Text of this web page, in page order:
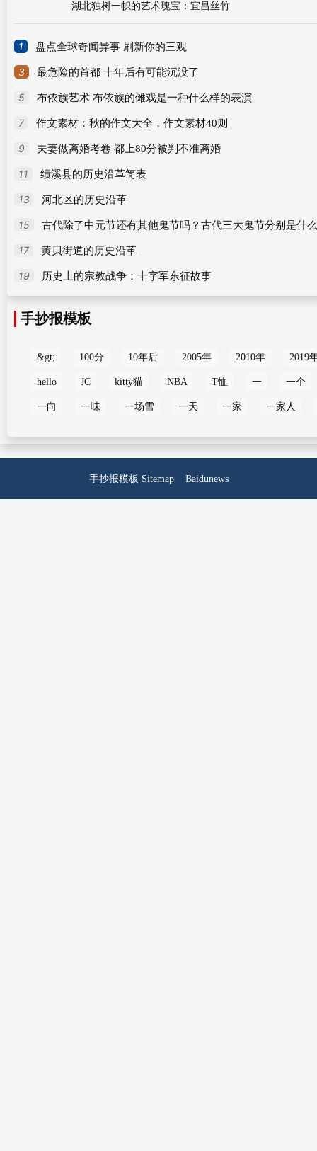
湖北独树一帜的艺术瑰宝：宜昌丝竹
1 盘点全球奇闻异事 刷新你的三观
3 最危险的首都 十年后有可能沉没了
5 布依族艺术 布依族的傩戏是一种什么样的表演
7 作文素材：秋的作文大全，作文素材40则
9 夫妻做离婚考卷 都上80分被判不准离婚
11 绩溪县的历史沿革简表
13 河北区的历史沿革
15 古代除了中元节还有其他鬼节吗？古代三大鬼节分别是什
17 黄贝街道的历史沿革
19 历史上的宗教战争：十字军东征故事
手抄报模板
&gt; 100分 10年后 2005年 2010年 2019
hello JC kitty猫 NBA T恤 一 一个
一向 一味 一场雪 一天 一家 一家人
手抄报模板 Sitemap Baidunews